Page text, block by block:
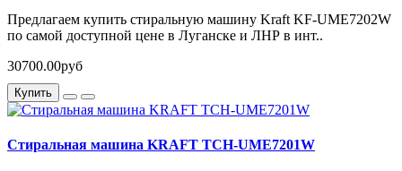
Предлагаем купить стиральную машину Kraft KF-UME7202W
по самой доступной цене в Луганске и ЛНР в инт..
30700.00руб
Купить
Стиральная машина KRAFT TCH-UME7201W